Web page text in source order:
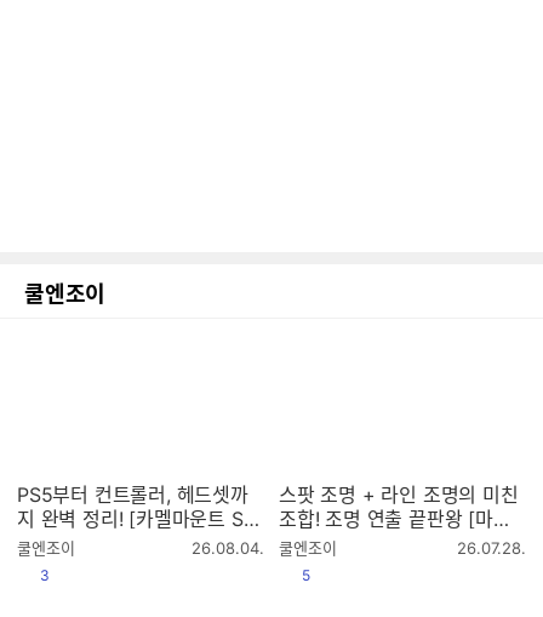
쿨엔조이
PS5부터 컨트롤러, 헤드셋까
지 완벽 정리! [카멜마운트 SM
BB4, SMBB5]
쿨엔조이
작
26.08.04.
공감
3
스팟 조명 + 라인 조명의 미친
조합! 조명 연출 끝판왕 [마이
크로닉스 WIZMAX 샤인]
쿨엔조이
작
26.07.28.
공감
5